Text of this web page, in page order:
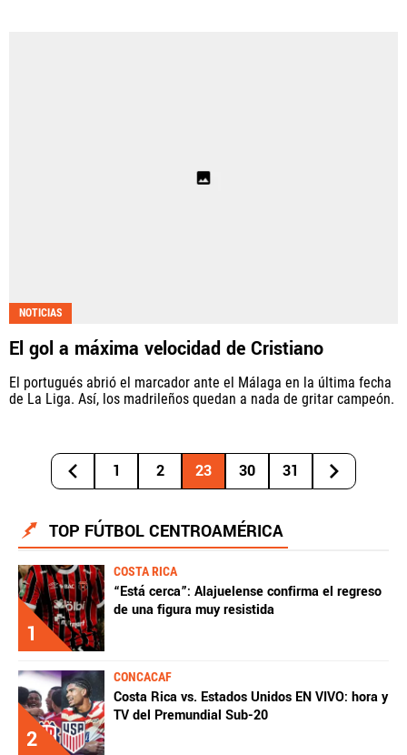
NOTICIAS
El gol a máxima velocidad de Cristiano
El portugués abrió el marcador ante el Málaga en la última fecha
de La Liga. Así, los madrileños quedan a nada de gritar campeón.
1 2 23 30 31
TOP FÚTBOL CENTROAMÉRICA
1
COSTA RICA
“Está cerca”: Alajuelense confirma el regreso
de una figura muy resistida
2
CONCACAF
Costa Rica vs. Estados Unidos EN VIVO: hora y
TV del Premundial Sub-20